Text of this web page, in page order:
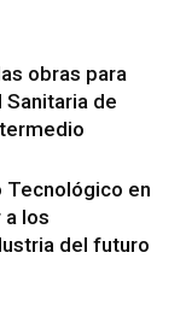
obras para
de
Tecnológico en
a los
del futuro